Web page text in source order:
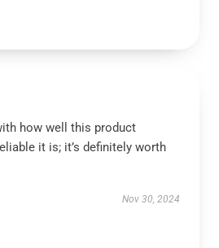
how well this product
it is; it’s definitely worth
Nov 30, 2024